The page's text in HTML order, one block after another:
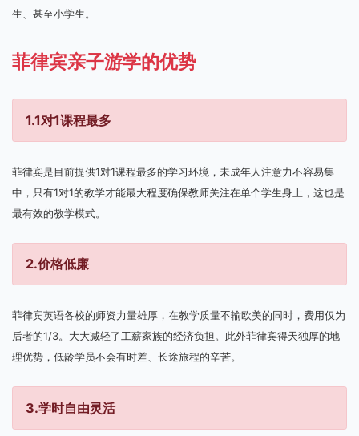
生、甚至小学生。
菲律宾亲子游学的优势
1.1对1课程最多
菲律宾是目前提供1对1课程最多的学习环境，未成年人注意力不容易集
中，只有1对1的教学才能最大程度确保教师关注在单个学生身上，这也是
最有效的教学模式。
2.价格低廉
菲律宾英语各校的师资力量雄厚，在教学质量不输欧美的同时，费用仅为
后者的1/3。大大减轻了工薪家族的经济负担。此外菲律宾得天独厚的地
理优势，低龄学员不会有时差、长途旅程的辛苦。
3.学时自由灵活